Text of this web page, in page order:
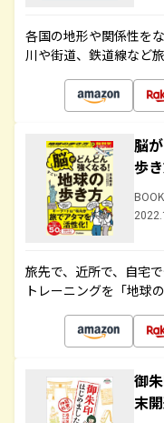
各国の地形や関係性を
川や街道、鉄道線など
脳
歩
旅先で、近所で、自宅
トレーニングを「地球
御
末